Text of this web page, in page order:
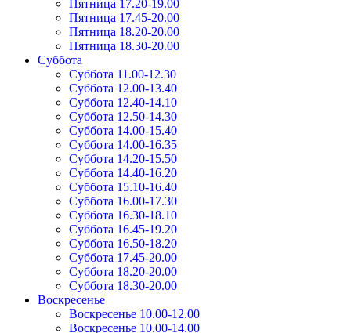
Пятница 17.20-19.00
Пятница 17.45-20.00
Пятница 18.20-20.00
Пятница 18.30-20.00
Суббота
Суббота 11.00-12.30
Суббота 12.00-13.40
Суббота 12.40-14.10
Суббота 12.50-14.30
Суббота 14.00-15.40
Суббота 14.00-16.35
Суббота 14.20-15.50
Суббота 14.40-16.20
Суббота 15.10-16.40
Суббота 16.00-17.30
Суббота 16.30-18.10
Суббота 16.45-19.20
Суббота 16.50-18.20
Суббота 17.45-20.00
Суббота 18.20-20.00
Суббота 18.30-20.00
Воскресенье
Воскресенье 10.00-12.00
Воскресенье 10.00-14.00